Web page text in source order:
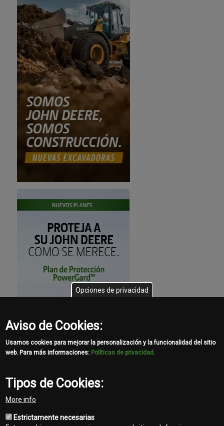
Opciones de privacidad
Aviso de Cookies:
Usamos cookies para mejorar la personalización y la funcionalidad del sitio
web. Para más informaciones: Políticas de privacidad.
Tipos de Cookies:
More info
Estrictamente necesarias